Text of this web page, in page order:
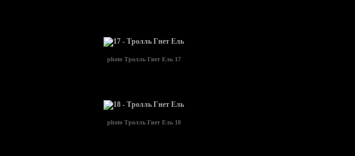
photo Тролль Гнет Ель 17
photo Тролль Гнет Ель 18